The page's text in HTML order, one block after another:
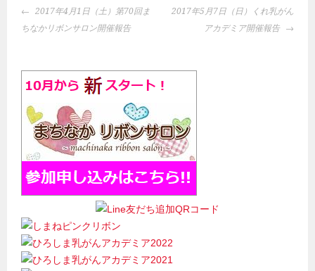
投
稿
ゲ
ー
シ
ョ
ン
2017年4月1日（土）第70回ま
ちなかリボンサロン開催報告
2017年5月7日（日）くれ乳がん
アカデミア開催報告